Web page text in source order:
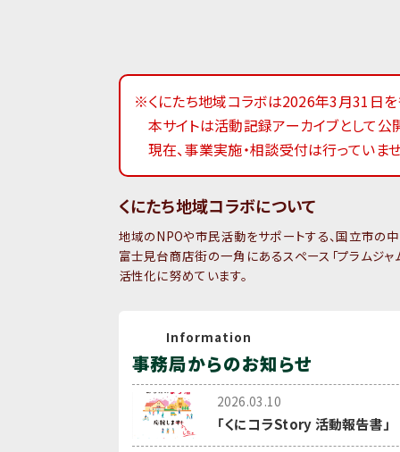
※くにたち地域コラボは2026年3月31日を
本サイトは活動記録アーカイブとして公
現在、事業実施・相談受付は行っていま
くにたち地域コラボについて
地域のNPOや市民活動をサポートする、国立市の
富士見台商店街の一角にあるスペース「プラムジャ
活性化に努めています。
Information
事務局からのお知らせ
2026.03.10
「くにコラStory 活動報告書」